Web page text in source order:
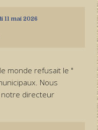
11 mai 2026
monde refusait le "
Nous
directeur